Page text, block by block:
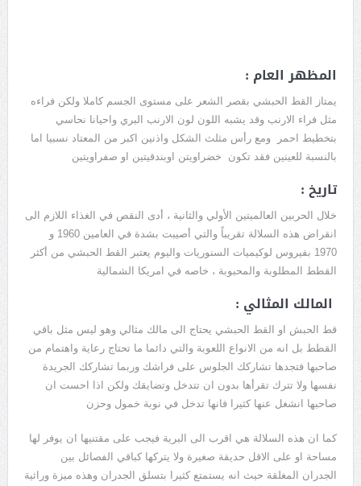
المظهر العام :
يمتاز القط الحبشي بقصر الشعر على مستوى الجسم كاملا ولكن فراءه
مثل فراء الارنب وقد يشبه اللون لون الارنب البري واحيانا نحاسي
بتخطيط احمر ومع رأس مثلث الشكل واذنين اكبر من المعتاد نسبيا اما
بالنسبة للعينين فقد تكون خضراويتن اوبندقيتين او صفراويتين
تاريخ :
خلال الحربين العالميتين الأولي والثانية ، أدى النقص في الغذاء اللازم الى
انقراض هذه السلالة تقريباً والتي أصيبت بشدة في العامين 1960 و
1970 بفيروس لوكيميات السنوريات واليوم يعتبر القط الحبشي من أكثر
القطط المطلوبة والمحبوبة ، خاصه في امريكا الشمالية
المالك المثالي :
قط الحبش او القط الحبشي يحتاج الى مالك مثالي وهو ليس مثل باقي
القطط بل انه من الانواع اللعوبة والتي دائما ما تحتاج رعاية واهتمام من
صاحبها فتجدها تشاركك الجلوس على فراشك وربما تشاركك الجريدة
نفسها ولا تترك تقرأها بدون ان تتدخل وتضايقك ولكن اذا احست ان
صاحبها انشغل عنها كثيرا فانها تدخل في نوبة خمول وحزن
كما ان هذه السلالة هي اقرب الى البرية فيجب على مقتنيها ان يوفر لها
مساحة او على الاقل حديقة صغيرة ولا يتركها كباقي الفصائل بين
الجدران المغلقة حيث انه يستمتع كثيرا بتسلق الجدران وهذه ميزة وراثية